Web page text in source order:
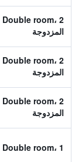
المزدوجة
المزدوجة
المزدوجة
Double room، 1 سرير توأم